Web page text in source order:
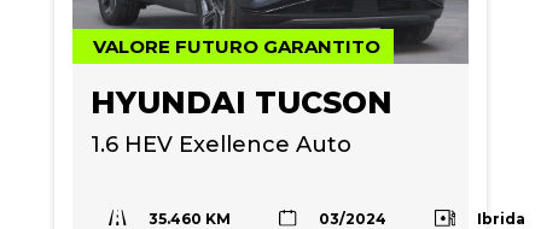
VALORE FUTURO GARANTITO
HYUNDAI TUCSON
1.6 HEV Exellence Auto
35.460 KM 03/2024 Ibrida